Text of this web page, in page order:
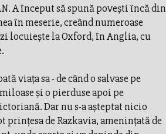
A început să spună poveşti încă din
în meserie, creând numeroase
locuieşte la Oxford, în Anglia, cu
viaţa sa - de când o salvase pe
şi o pierduse apoi pe
Dar nu s-a aşteptat nicio
prinţesa de Razkavia, ameninţată de